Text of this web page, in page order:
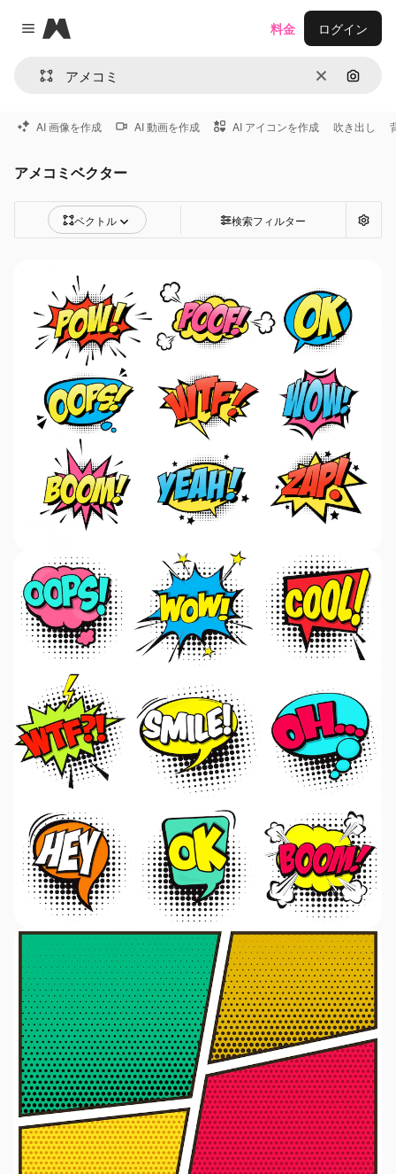
Close menu
Magnific
消去 画像で
料金 ログイン
AI 画像を作成 AI 動画を作成 AI アイコンを作成 吹き出し
アメコミベクター
ベクトル 検索フィルター